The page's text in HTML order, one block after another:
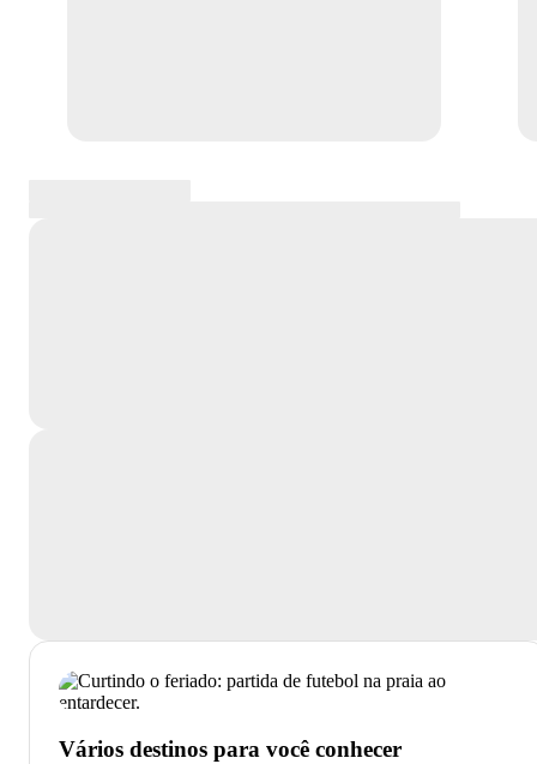
Vários destinos para você conhecer